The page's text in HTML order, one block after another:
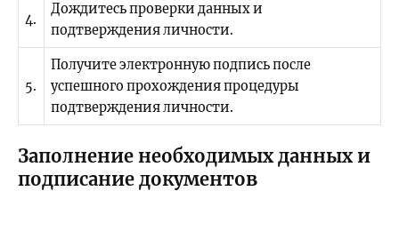
4.
Дождитесь проверки данных и
подтверждения личности.
5.
Получите электронную подпись после
успешного прохождения процедуры
подтверждения личности.
Заполнение необходимых данных и
подписание документов